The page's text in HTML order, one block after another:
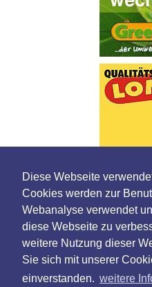
Diese Webseite
Cookies werden zur
Webanalyse verwendet
diese Webseite zu
weitere Nutzung dieser
Sie sich mit unserer
einverstanden. weitere
Wir sindMontag bis Freitag
unter der Telefonnummer0
© 2005-2015